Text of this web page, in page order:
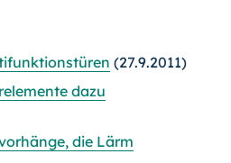
(27.9.2011)
dazu
die Lärm